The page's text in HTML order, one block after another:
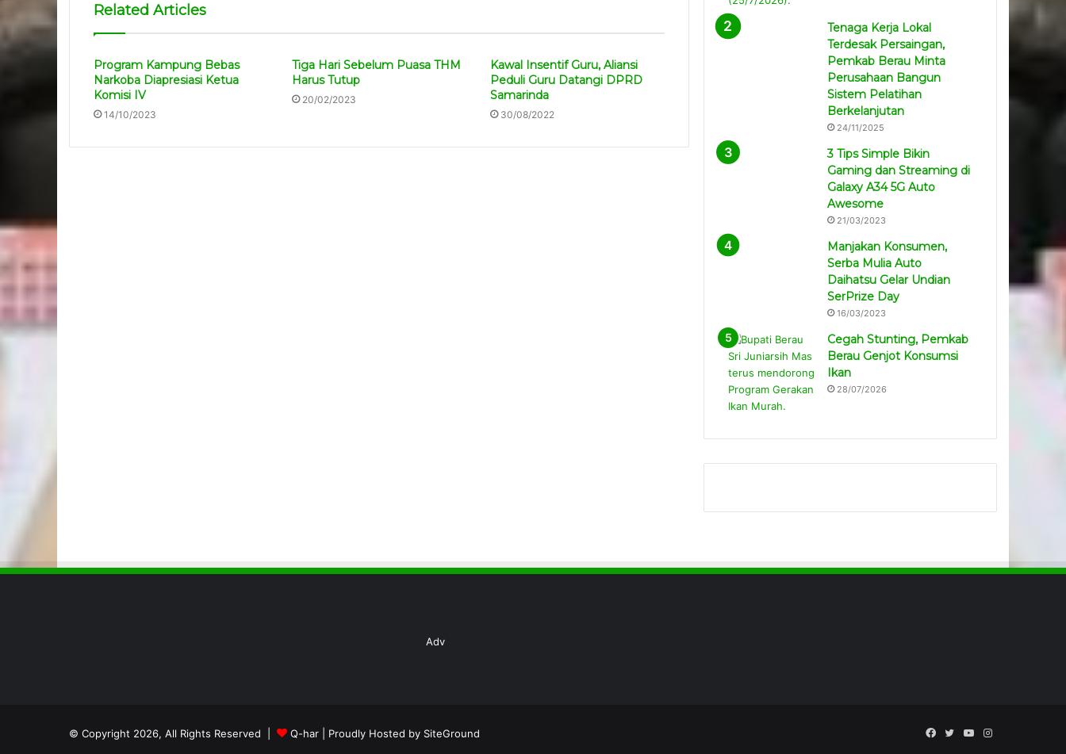
Related Articles
Program Kampung Bebas
Narkoba Diapresiasi Ketua
Komisi IV
14/10/2023
Tiga Hari Sebelum Puasa THM
Harus Tutup
20/02/2023
Kawal Insentif Guru, Aliansi
Peduli Guru Datangi DPRD
Samarinda
30/08/2022
Tenaga Kerja Lokal
Terdesak Persaingan,
Pemkab Berau Minta
Perusahaan Bangun
Sistem Pelatihan
Berkelanjutan
24/11/2025
3 Tips Simple Bikin
Gaming dan Streaming di
Galaxy A34 5G Auto
Awesome
21/03/2023
Manjakan Konsumen,
Serba Mulia Auto
Daihatsu Gelar Undian
SerPrize Day
16/03/2023
Cegah Stunting, Pemkab
Berau Genjot Konsumsi
Ikan
28/07/2026
Adv
© Copyright 2026, All Rights Reserved | Q-har | Proudly Hosted by SiteGround Facebook
TwitterYouTubeInstagram